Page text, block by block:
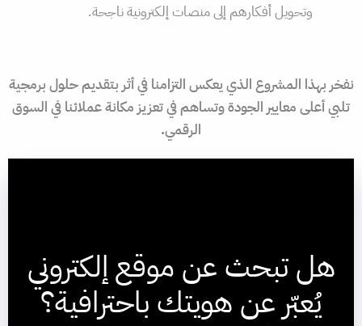
وتحويل أفكارهم إلى منصات إلكترونية ناجحة.
نفخر بهذا المشروع الذي يعكس التزامنا في أثر بتقديم حلول برمجية
تلبي أعلى معايير الجودة وتساهم في تعزيز مكانة عملائنا في السوق
الرقمي.
هل تبحث عن موقع إلكتروني
يُعبّر عن هويتك باحترافية؟